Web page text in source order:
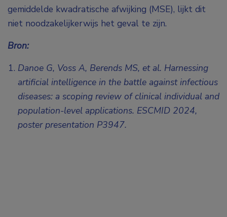
gemiddelde kwadratische afwijking (MSE), lijkt dit
niet noodzakelijkerwijs het geval te zijn.
Bron:
Danoe G, Voss A, Berends MS, et al. Harnessing
artificial intelligence in the battle against infectious
diseases: a scoping review of clinical individual and
population-level applications. ESCMID 2024,
poster presentation P3947.